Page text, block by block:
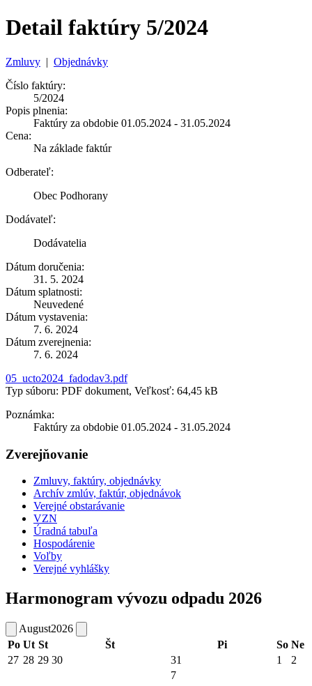
Detail faktúry 5/2024
Zmluvy | Objednávky
Číslo faktúry:
5/2024
Popis plnenia:
Faktúry za obdobie 01.05.2024 - 31.05.2024
Cena:
Na základe faktúr
Odberateľ:
Obec Podhorany
Dodávateľ:
Dodávatelia
Dátum doručenia:
31. 5. 2024
Dátum splatnosti:
Neuvedené
Dátum vystavenia:
7. 6. 2024
Dátum zverejnenia:
7. 6. 2024
05_ucto2024_fadodav3.pdf
Typ súboru: PDF dokument, Veľkosť: 64,45 kB
Poznámka:
Faktúry za obdobie 01.05.2024 - 31.05.2024
Zverejňovanie
Zmluvy, faktúry, objednávky
Archív zmlúv, faktúr, objednávok
Verejné obstarávanie
VZN
Úradná tabuľa
Hospodárenie
Voľby
Verejné vyhlášky
Harmonogram vývozu odpadu 2026
August2026
Po Ut St Št Pi So Ne
27 28 29 30 31 1
2
7